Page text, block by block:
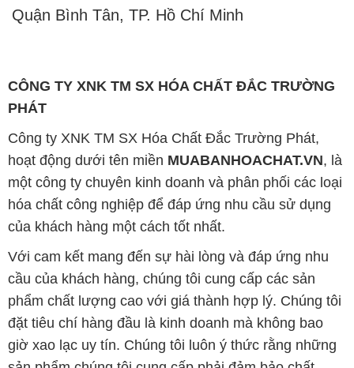
Quận Bình Tân, TP. Hồ Chí Minh
CÔNG TY XNK TM SX HÓA CHẤT ĐẮC TRƯỜNG
PHÁT
Công ty XNK TM SX Hóa Chất Đắc Trường Phát,
hoạt động dưới tên miền MUABANHOACHAT.VN, là
một công ty chuyên kinh doanh và phân phối các loại
hóa chất công nghiệp để đáp ứng nhu cầu sử dụng
của khách hàng một cách tốt nhất.
Với cam kết mang đến sự hài lòng và đáp ứng nhu
cầu của khách hàng, chúng tôi cung cấp các sản
phẩm chất lượng cao với giá thành hợp lý. Chúng tôi
đặt tiêu chí hàng đầu là kinh doanh mà không bao
giờ xao lạc uy tín. Chúng tôi luôn ý thức rằng những